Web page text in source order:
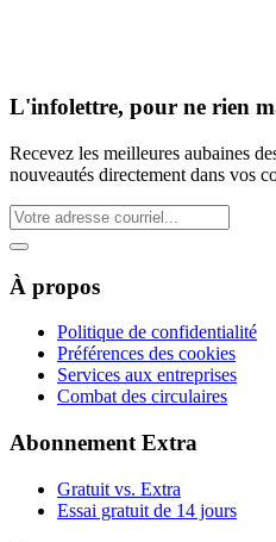
L'infolettre, pour ne rien
Recevez les meilleures aubaines
nouveautés directement dans vos
À propos
Politique de confidentialité
Préférences des cookies
Services aux entreprises
Combat des circulaires
Abonnement Extra
Gratuit vs. Extra
Essai gratuit de 14 jours